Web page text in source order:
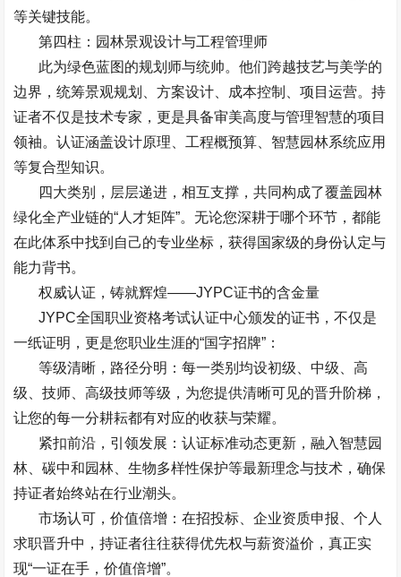
等关键技能。
第四柱：园林景观设计与工程管理师
此为绿色蓝图的规划师与统帅。他们跨越技艺与美学的
边界，统筹景观规划、方案设计、成本控制、项目运营。持
证者不仅是技术专家，更是具备审美高度与管理智慧的项目
领袖。认证涵盖设计原理、工程概预算、智慧园林系统应用
等复合型知识。
四大类别，层层递进，相互支撑，共同构成了覆盖园林
绿化全产业链的“人才矩阵”。无论您深耕于哪个环节，都能
在此体系中找到自己的专业坐标，获得国家级的身份认定与
能力背书。
权威认证，铸就辉煌——JYPC证书的含金量
JYPC全国职业资格考试认证中心颁发的证书，不仅是
一纸证明，更是您职业生涯的“国字招牌” ：
等级清晰，路径分明：每一类别均设初级、中级、高
级、技师、高级技师等级，为您提供清晰可见的晋升阶梯，
让您的每一分耕耘都有对应的收获与荣耀。
紧扣前沿，引领发展：认证标准动态更新，融入智慧园
林、碳中和园林、生物多样性保护等最新理念与技术，确保
持证者始终站在行业潮头。
市场认可，价值倍增：在招投标、企业资质申报、个人
求职晋升中，持证者往往获得优先权与薪资溢价，真正实
现“一证在手，价值倍增”。